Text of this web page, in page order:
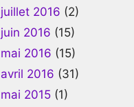
juillet 2016 (2)
juin 2016 (15)
mai 2016 (15)
avril 2016 (31)
mai 2015 (1)